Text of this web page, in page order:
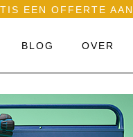
EEN OFFERTE AAN
BLOG OVER